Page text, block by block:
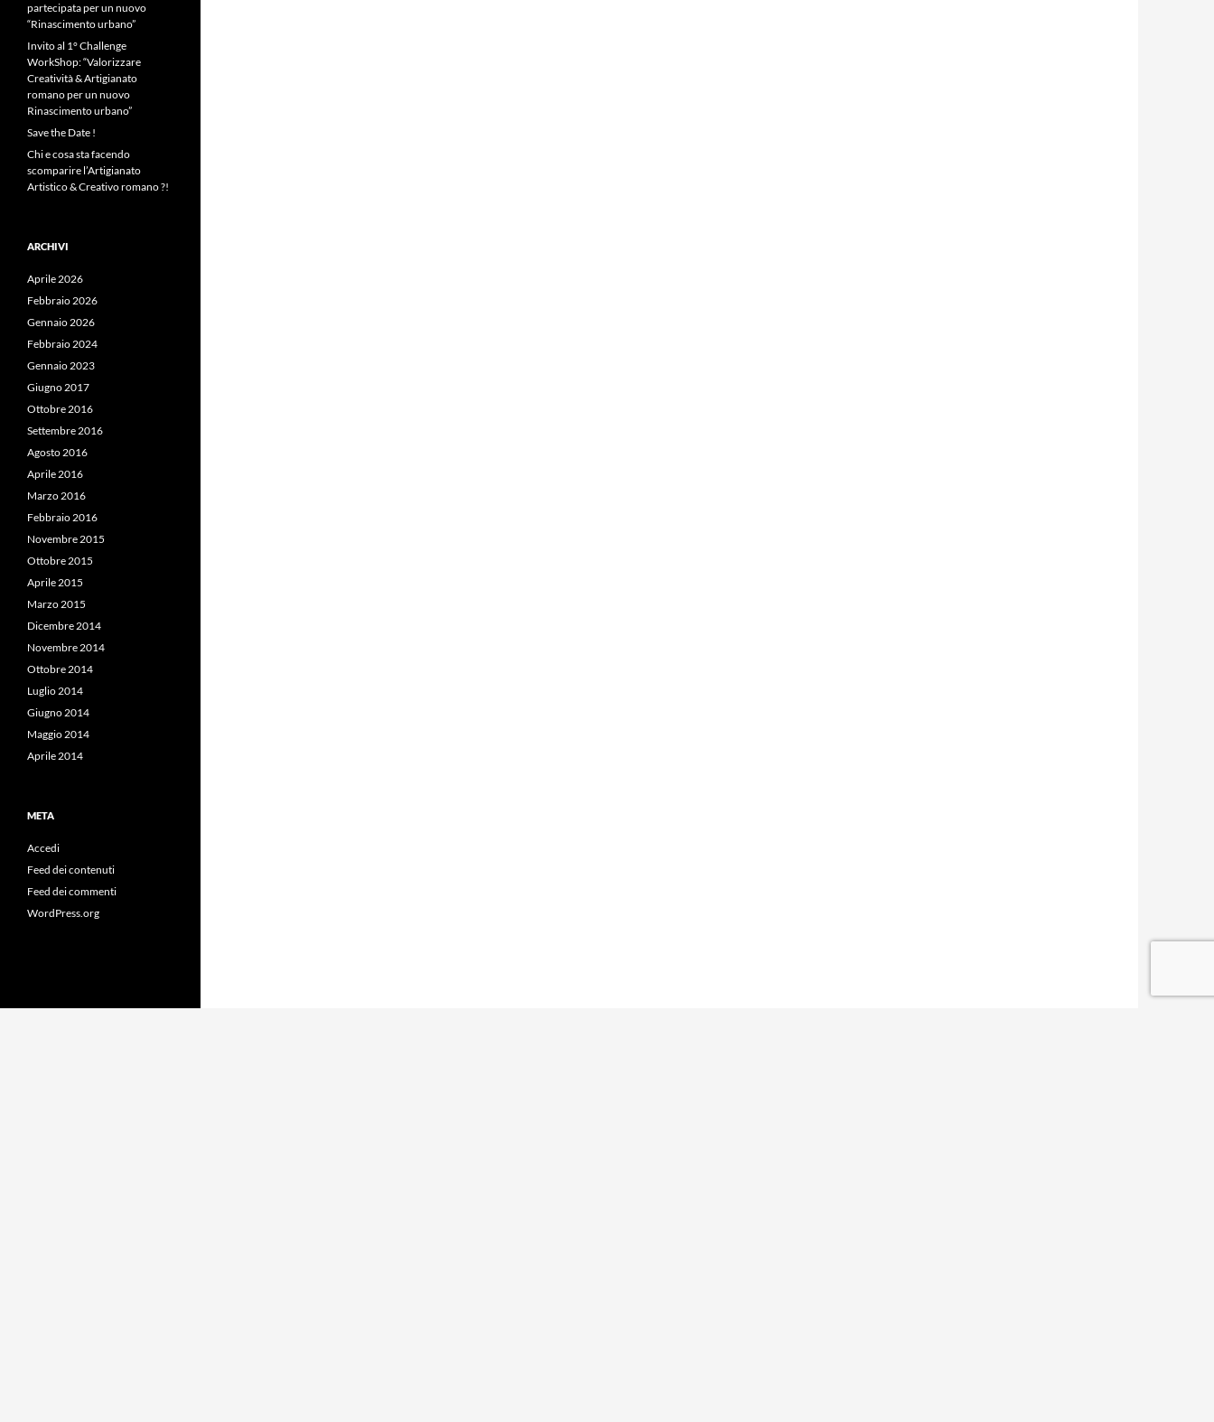
partecipata per un nuovo
“Rinascimento urbano”
Invito al 1° Challenge
WorkShop: “Valorizzare
Creatività & Artigianato
romano per un nuovo
Rinascimento urbano”
Save the Date !
Chi e cosa sta facendo
scomparire l’Artigianato
Artistico & Creativo romano ?!
ARCHIVI
Aprile 2026
Febbraio 2026
Gennaio 2026
Febbraio 2024
Gennaio 2023
Giugno 2017
Ottobre 2016
Settembre 2016
Agosto 2016
Aprile 2016
Marzo 2016
Febbraio 2016
Novembre 2015
Ottobre 2015
Aprile 2015
Marzo 2015
Dicembre 2014
Novembre 2014
Ottobre 2014
Luglio 2014
Giugno 2014
Maggio 2014
Aprile 2014
META
Accedi
Feed dei contenuti
Feed dei commenti
WordPress.org